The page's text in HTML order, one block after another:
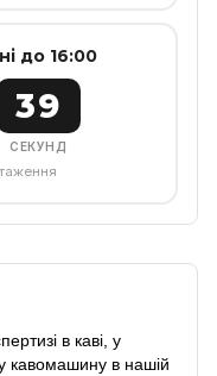
до 16:00
39
СЕКУНД
в каві, у
кавомашину в нашій